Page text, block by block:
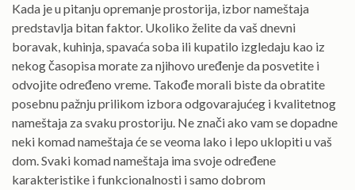
Kada je u pitanju opremanje prostorija, izbor nameštaja
predstavlja bitan faktor. Ukoliko želite da vaš dnevni
boravak, kuhinja, spavaća soba ili kupatilo izgledaju kao iz
nekog časopisa morate za njihovo uređenje da posvetite i
odvojite određeno vreme. Takođe morali biste da obratite
posebnu pažnju prilikom izbora odgovarajućeg i kvalitetnog
nameštaja za svaku prostoriju. Ne znači ako vam se dopadne
neki komad nameštaja će se veoma lako i lepo uklopiti u vaš
dom. Svaki komad nameštaja ima svoje određene
karakteristike i funkcionalnosti i samo dobrom